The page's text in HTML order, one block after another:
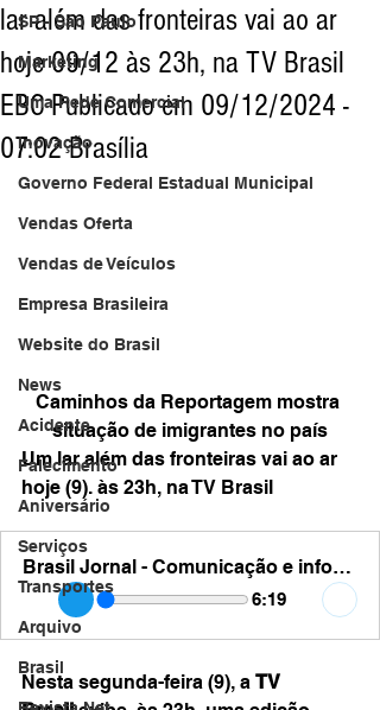
SP - São Paulo
Marketing
Uma Rede Comercial
Inovação
Governo Federal Estadual Municipal
Vendas Oferta
Vendas de Veículos
Empresa Brasileira
Website do Brasil
News
Acidente
Falecimento
Aniversário
Serviços
Transportes
Arquivo
Brasil
lar além das fronteiras vai ao ar
hoje 09/12 às 23h, na TV Brasil
EBC Publicado em 09/12/2024 -
07:02 Brasília
Caminhos da Reportagem mostra
situação de imigrantes no país
Um lar além das fronteiras vai ao ar
hoje (9). às 23h, na TV Brasil
Brasil Jornal - Comunicação e informação - br imigrantes
6:19
Nesta segunda-feira (9), a TV